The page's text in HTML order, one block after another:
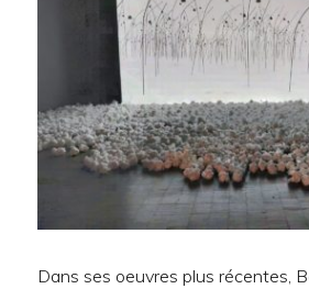
Dans ses oeuvres plus récentes,